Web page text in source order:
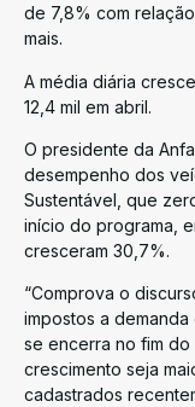
de 7,8% com
mais.
A média diária
12,4 mil em abril.
O presidente da
desempenho dos
Sustentável, que
início do programa,
cresceram 30,7%.
“Comprova o
impostos a
se encerra no fim
crescimento seja
cadastrados